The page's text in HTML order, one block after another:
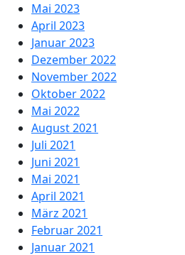
Mai 2023
April 2023
Januar 2023
Dezember 2022
November 2022
Oktober 2022
Mai 2022
August 2021
Juli 2021
Juni 2021
Mai 2021
April 2021
März 2021
Februar 2021
Januar 2021